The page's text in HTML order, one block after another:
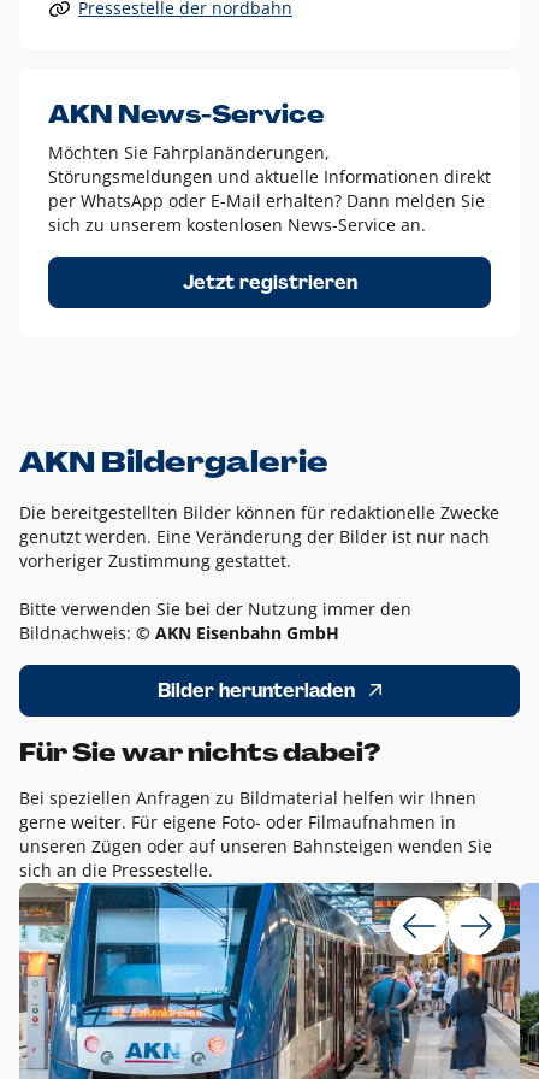
Alle anderen Logo-Varianten dürfen nur in Ausnahmefällen
Diese Ausnahmen sind zum Beispiel:
dem AKN Blau,
weißes Logo auf Fotohintergründen,
schwarzes Logo für reine Schwarz-Weiß-Umsetzungen
Um das Logo herum muss ein Schutzraum von jeweils einer
Höhe bzw. Breite des N aus AKN in alle Richtungen
Pressestelle der nordbahn
AKN News-Service
Möchten Sie Fahrplanänderungen,
Störungsmeldungen und aktuelle Informationen direkt
per WhatsApp oder E-Mail erhalten? Dann melden Sie
sich zu unserem kostenlosen News-Service an.
Jetzt registrieren
AKN Bildergalerie
Die bereitgestellten Bilder können für redaktionelle Zwecke
genutzt werden. Eine Veränderung der Bilder ist nur nach
vorheriger Zustimmung gestattet.
Bitte verwenden Sie bei der Nutzung immer den
Bildnachweis: © AKN Eisenbahn GmbH
Bilder herunterladen
Für Sie war nichts dabei?
Bei speziellen Anfragen zu Bildmaterial helfen wir Ihnen
gerne weiter. Für eigene Foto- oder Filmaufnahmen in
unseren Zügen oder auf unseren Bahnsteigen wenden Sie
sich an die Pressestelle.